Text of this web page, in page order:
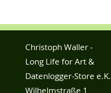
Christoph Waller -
Long Life for Art &
Datenlogger-Store e.K.
Wilhelmstraße 1